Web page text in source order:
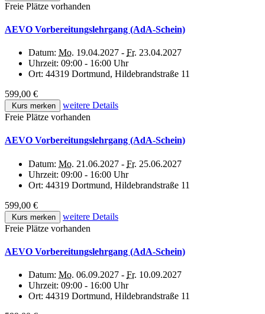
Freie Plätze vorhanden
AEVO Vorbereitungslehrgang (AdA-Schein)
Datum: Mo. 19.04.2027 - Fr. 23.04.2027
Uhrzeit: 09:00 - 16:00 Uhr
Ort: 44319 Dortmund, Hildebrandstraße 11
599,00 €
Kurs merken
weitere Details
Freie Plätze vorhanden
AEVO Vorbereitungslehrgang (AdA-Schein)
Datum: Mo. 21.06.2027 - Fr. 25.06.2027
Uhrzeit: 09:00 - 16:00 Uhr
Ort: 44319 Dortmund, Hildebrandstraße 11
599,00 €
Kurs merken
weitere Details
Freie Plätze vorhanden
AEVO Vorbereitungslehrgang (AdA-Schein)
Datum: Mo. 06.09.2027 - Fr. 10.09.2027
Uhrzeit: 09:00 - 16:00 Uhr
Ort: 44319 Dortmund, Hildebrandstraße 11